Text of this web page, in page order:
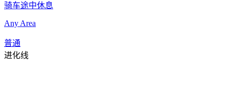
骑车途中休息
Any Area
普通
进化线